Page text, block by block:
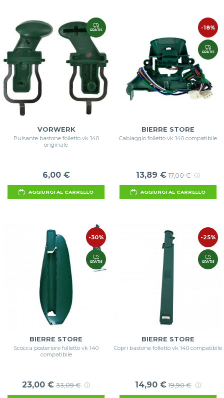
GRATIS
VORWERK
Pulsante bastone folletto vk 140
originale
6,00 €
AGGIUNGI AL CARRELLO
-18%
GRATIS
BIERRE STORE
Cablaggio folletto vk 140 compatibile
13,89 € 17,00 €
AGGIUNGI AL CARRELLO
-30%
GRATIS
BIERRE STORE
Scocca posteriore folletto vk 140
compatibile
23,00 € 33,09 €
-25%
GRATIS
BIERRE STORE
Copri bastone folletto vk 140 compatibile
14,90 € 19,90 €